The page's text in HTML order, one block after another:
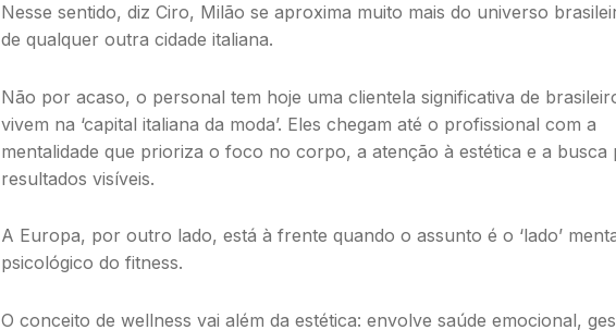
Nesse sentido, diz Ciro, Milão se aproxima muito mais do universo
de qualquer outra cidade italiana.
Não por acaso, o personal tem hoje uma clientela significativa de
vivem na ‘capital italiana da moda’. Eles chegam até o profissional com a
mentalidade que prioriza o foco no corpo, a atenção à estética e a busca
resultados visíveis.
A Europa, por outro lado, está à frente quando o assunto é o ‘lado’
psicológico do fitness.
O conceito de wellness vai além da estética: envolve saúde emocional,